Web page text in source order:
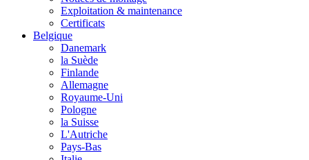
Exploitation & maintenance
Certificats
Belgique
Danemark
la Suède
Finlande
Allemagne
Royaume-Uni
Pologne
la Suisse
L'Autriche
Pays-Bas